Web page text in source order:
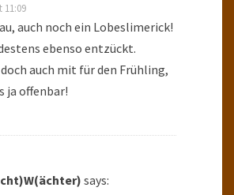
11:09
auch noch ein Lobeslimerick!
ebenso entzückt.
auch mit für den Frühling,
ja offenbar!
says: